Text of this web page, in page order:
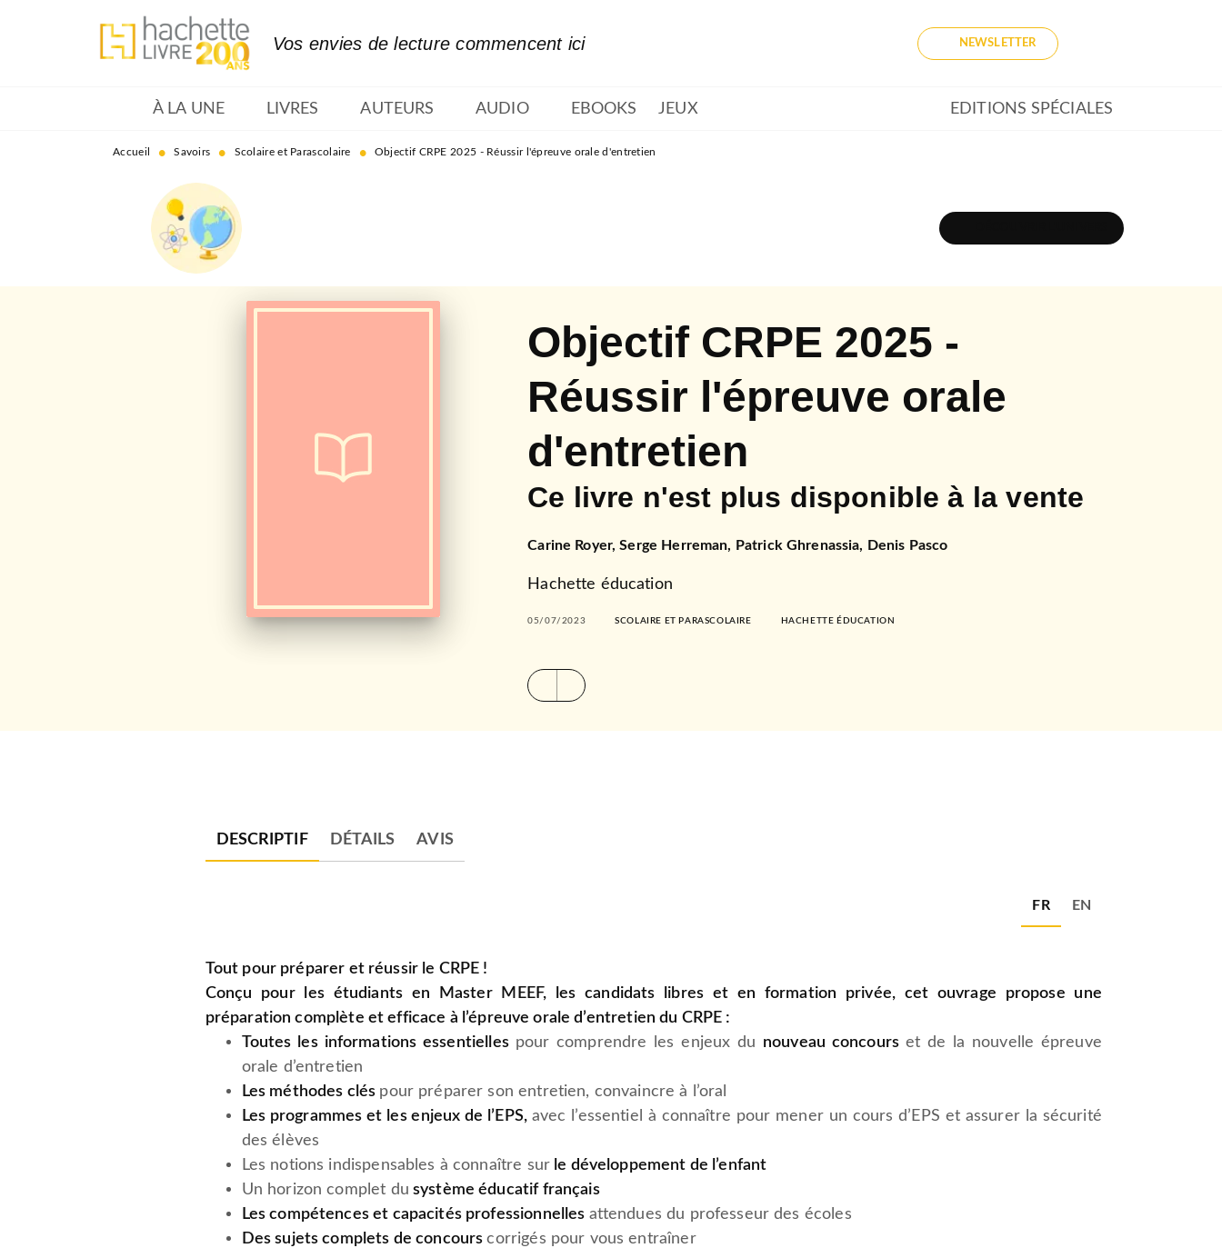
MENU RECHERCHE
Vos envies de lecture commencent ici NEWSLETTER
À LA UNE LIVRES AUTEURS AUDIO EBOOKS JEUX EDITIONS SPÉCIALES
Accueil • Savoirs • Scolaire et Parascolaire • Objectif CRPE 2025 - Réussir l'épreuve orale d'entretien
Objectif CRPE 2025 -
Réussir l'épreuve orale
d'entretien
Ce livre n'est plus disponible à la vente
Carine Royer,Serge Herreman, Patrick Ghrenassia, Denis Pasco
Hachette éducation
05/07/2023 SCOLAIRE ET PARASCOLAIRE HACHETTE ÉDUCATION
DESCRIPTIF DÉTAILS AVIS
FR EN
Tout pour préparer et réussir le CRPE !
Conçu pour les étudiants en Master MEEF, les candidats libres et en formation privée, cet ouvrage propose une
préparation complète et efficace à l’épreuve orale d’entretien du CRPE :
Toutes les informations essentielles pour comprendre les enjeux du nouveau concours et de la nouvelle épreuve
orale d’entretien
Les méthodes clés pour préparer son entretien, convaincre à l’oral
Les programmes et les enjeux de l’EPS, avec l’essentiel à connaître pour mener un cours d’EPS et assurer la sécurité
des élèves
Les notions indispensables à connaître surle développement de l’enfant
Un horizon complet du système éducatif français
Les compétences et capacités professionnelles attendues du professeur des écoles
Des sujets complets de concourscorrigés pour vous entraîner